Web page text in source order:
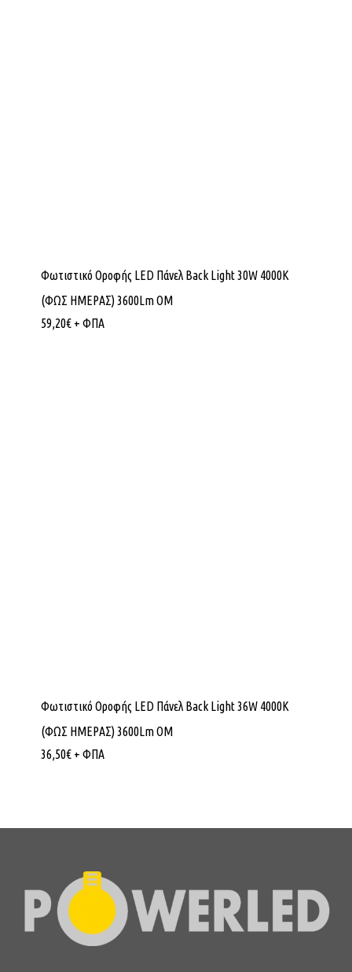
Φωτιστικό Οροφής LED Πάνελ Back Light 30W 4000K
(ΦΩΣ ΗΜΕΡΑΣ) 3600Lm ΟΜ
59,20€ + ΦΠΑ
Φωτιστικό Οροφής LED Πάνελ Back Light 36W 4000K
(ΦΩΣ ΗΜΕΡΑΣ) 3600Lm ΟΜ
36,50€ + ΦΠΑ